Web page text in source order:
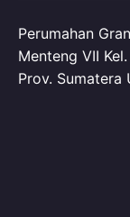
Perumahan
Menteng VII
Prov. Sumatera